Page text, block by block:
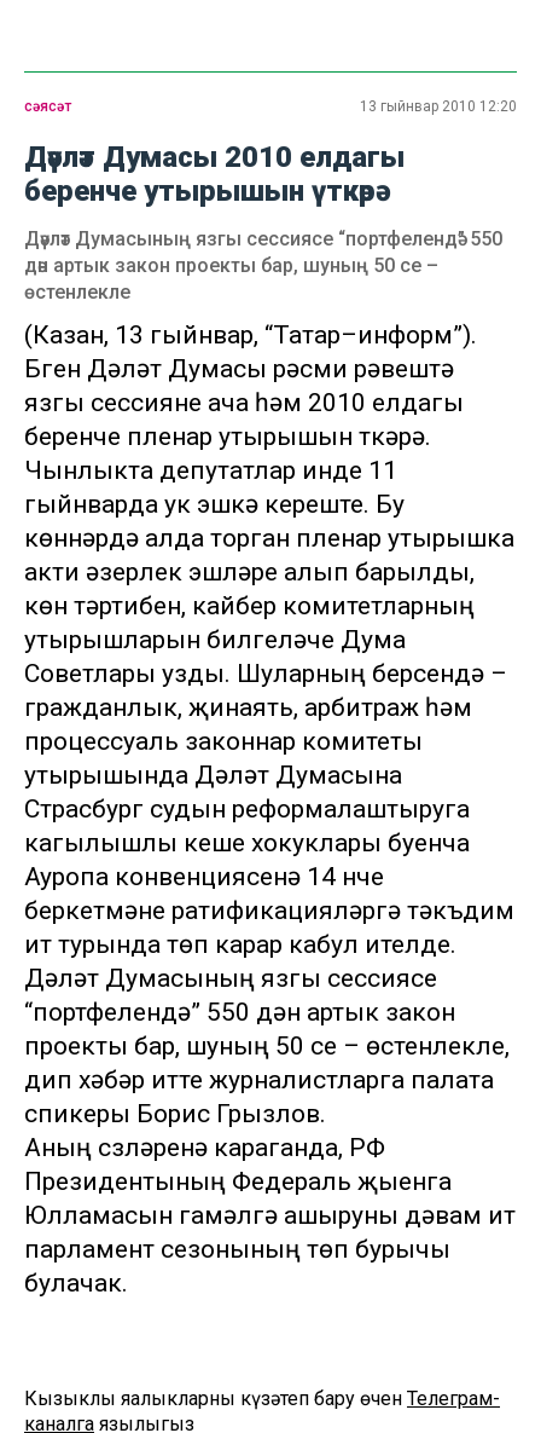
сәясәт 13 гыйнвар 2010 12:20
Дәүләт Думасы 2010 елдагы
беренче утырышын үткәрә
Дәүләт Думасының язгы сессиясе “портфелендә” 550
дән артык закон проекты бар, шуның 50 се –
өстенлекле
(Казан, 13 гыйнвар, “Татар–информ”).
Бүген Дәүләт Думасы рәсми рәвештә
язгы сессияне ача һәм 2010 елдагы
беренче пленар утырышын үткәрә.
Чынлыкта депутатлар инде 11
гыйнварда ук эшкә кереште. Бу
көннәрдә алда торган пленар утырышка
акти әзерлек эшләре алып барылды,
көн тәртибен, кайбер комитетларның
утырышларын билгеләүче Дума
Советлары узды. Шуларның берсендә –
гражданлык, җинаять, арбитраж һәм
процессуаль законнар комитеты
утырышында Дәүләт Думасына
Страсбург судын реформалаштыруга
кагылышлы кеше хокуклары буенча
Ауропа конвенциясенә 14 нче
беркетмәне ратификацияләргә тәкъдим
итү турында төп карар кабул ителде.
Дәүләт Думасының язгы сессиясе
“портфелендә” 550 дән артык закон
проекты бар, шуның 50 се – өстенлекле,
дип хәбәр итте журналистларга палата
спикеры Борис Грызлов.
Аның сүзләренә караганда, РФ
Президентының Федераль җыенга
Юлламасын гамәлгә ашыруны дәвам итү
парламент сезонының төп бурычы
булачак.
Кызыклы яңалыкларны күзәтеп бару өчен Телеграм-
каналга язылыгыз